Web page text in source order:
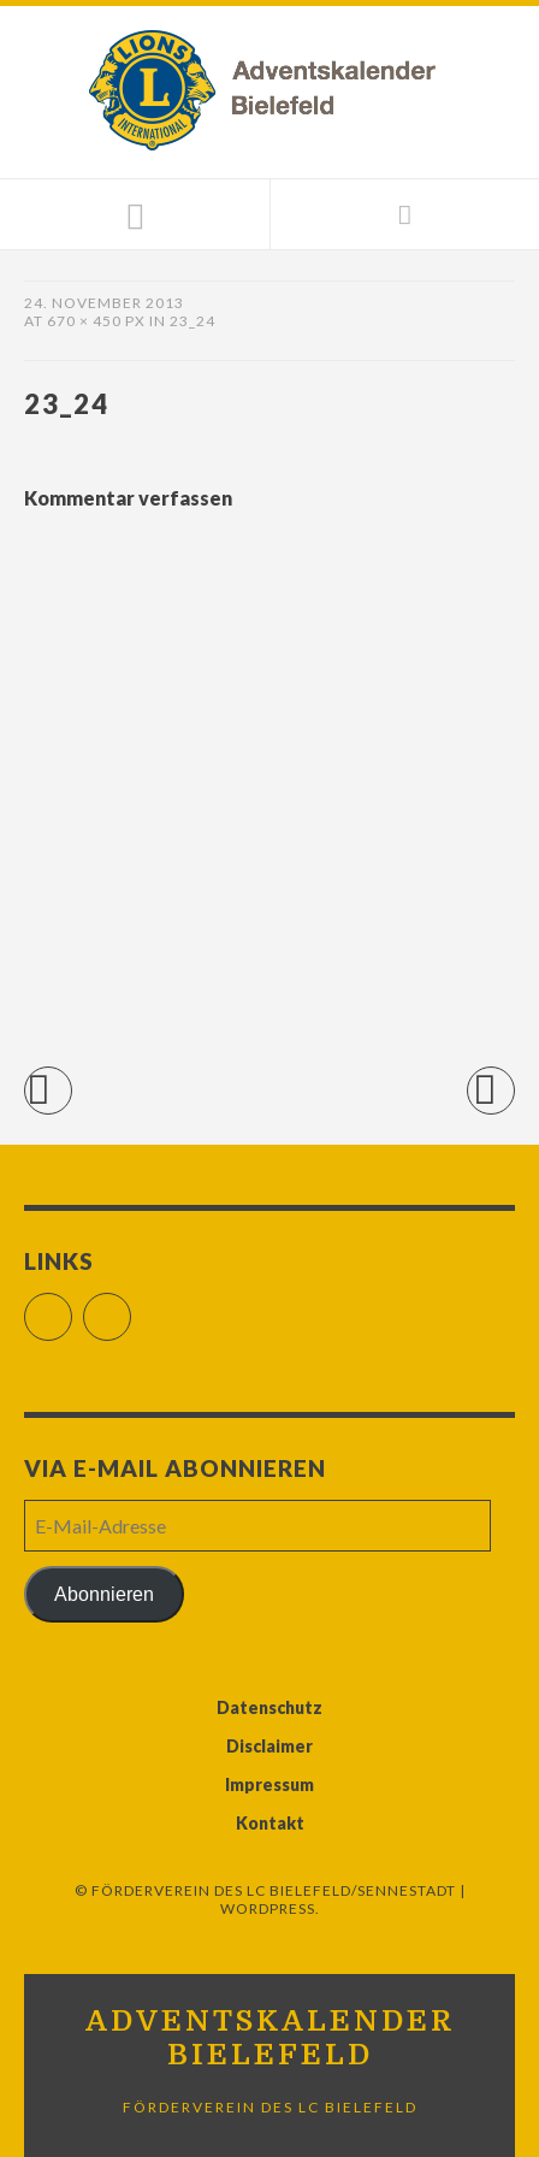
24. NOVEMBER 2013
AT 670 × 450 PX IN 23_24
23_24
Kommentar verfassen
LINKS
FacebookRSS Feed
VIA E-MAIL ABONNIEREN
Mail-
Adresse
Abonnieren
Datenschutz
Disclaimer
Impressum
Kontakt
© FÖRDERVEREIN DES LC BIELEFELD/SENNESTADT |
WORDPRESS.
ADVENTSKALENDER
BIELEFELD
FÖRDERVEREIN DES LC BIELEFELD